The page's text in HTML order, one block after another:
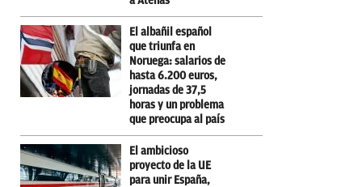
El albañil español
que triunfa en
Noruega: salarios de
hasta 6.200 euros,
jornadas de 37,5
horas y un problema
que preocupa al país
El ambicioso
proyecto de la UE
para unir España,